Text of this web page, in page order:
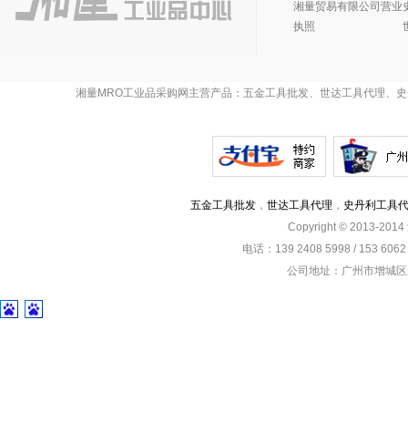
湘量贸易有限公司营业
执照
湘量MRO工业品采购网主营产品：五金工具批发、世达工具代理、
五金工具批发 ， 世达工具代理 ， 史丹利工具
Copyright © 2013-2014
电话：139 2408 5998 / 153
公司地址：广州市增城